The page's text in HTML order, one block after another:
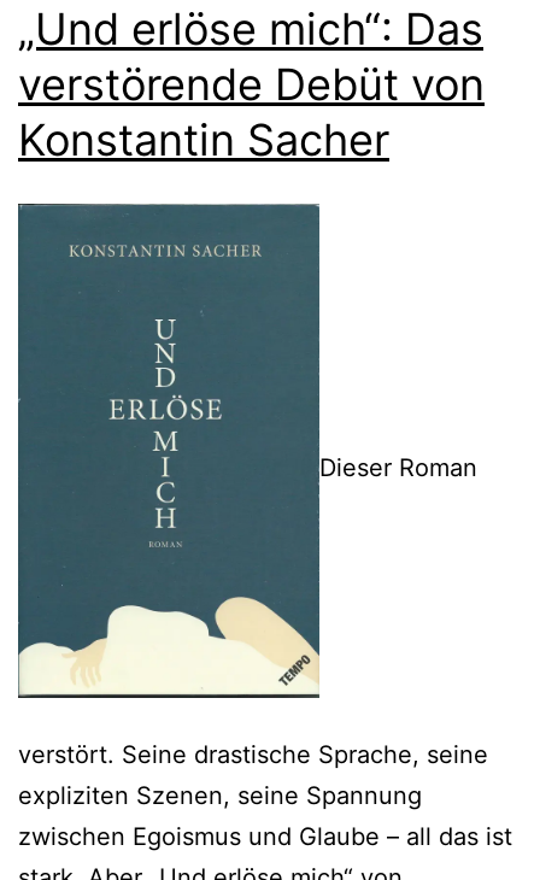
„Und erlöse mich“: Das
verstörende Debüt von
Konstantin Sacher
Dieser Roman
verstört. Seine drastische Sprache, seine
expliziten Szenen, seine Spannung
zwischen Egoismus und Glaube – all das ist